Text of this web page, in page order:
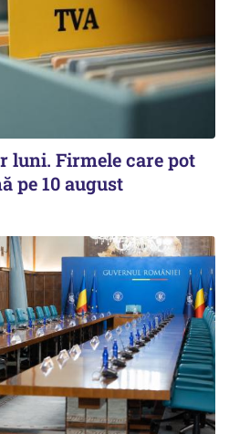
luni. Firmele care pot
pe 10 august